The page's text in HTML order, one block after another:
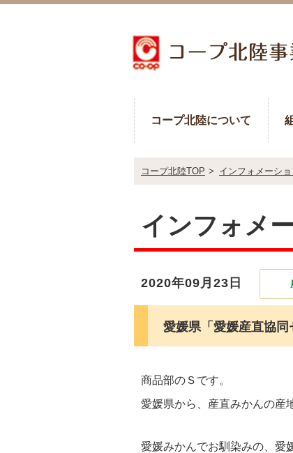
コープ北陸について
コープ北陸TOP > インフォメーショ
インフォメ
2020年09月23日
愛媛県「愛媛産直協
商品部のＳです。
愛媛県から、産直みかんの産
愛媛みかんでお馴染みの、